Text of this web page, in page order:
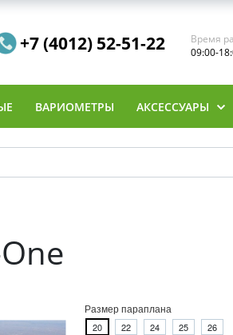
+7 (4012) 52-51-22
Время
09:00-
ВАРИОМЕТРЫ АКСЕССУАРЫ
Размер параплана
20 22 24 25 26